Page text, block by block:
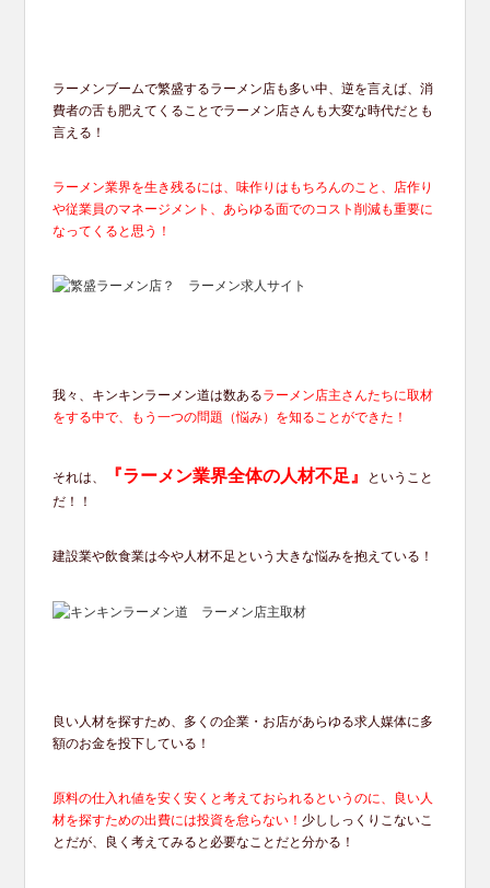
ラーメンブームで繁盛するラーメン店も多い中、逆を言えば、消
費者の舌も肥えてくることでラーメン店さんも大変な時代だとも
言える！
ラーメン業界を生き残るには、味作りはもちろんのこと、店作り
や従業員のマネージメント、あらゆる面でのコスト削減も重要に
なってくると思う！
我々、キンキンラーメン道は数あるラーメン店主さんたちに取材
をする中で、もう一つの問題（悩み）を知ることができた！
それは、 『ラーメン業界全体の人材不足』
ということ
だ！！
建設業や飲食業は今や人材不足という大きな悩みを抱えている！
良い人材を探すため、多くの企業・お店があらゆる求人媒体に多
額のお金を投下している！
原料の仕入れ値を安く安くと考えておられるというのに、良い人
材を探すための出費には投資を怠らない！ 少ししっくりこないこ
とだが、良く考えてみると必要なことだと分かる！